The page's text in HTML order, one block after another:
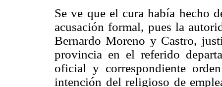
Se ve que el cura había hecho
acusación formal, pues la
Bernardo Moreno y Castro,
provincia en el referido
oficial y correspondiente
intención del religioso de